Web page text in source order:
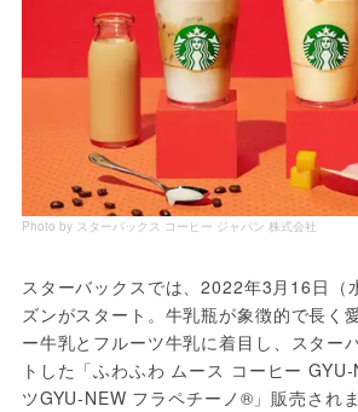
Photo by スターバックス コーヒー ジャパン 株式会社
スターバックスでは、2022年3月16日（
ズンがスタート。牛乳瓶が象徴的で長く
ー牛乳とフルーツ牛乳に着目し、スター
トした「ふわふわ ムース コーヒー
ツGYU‐NEW フラペチーノ®」販売されま